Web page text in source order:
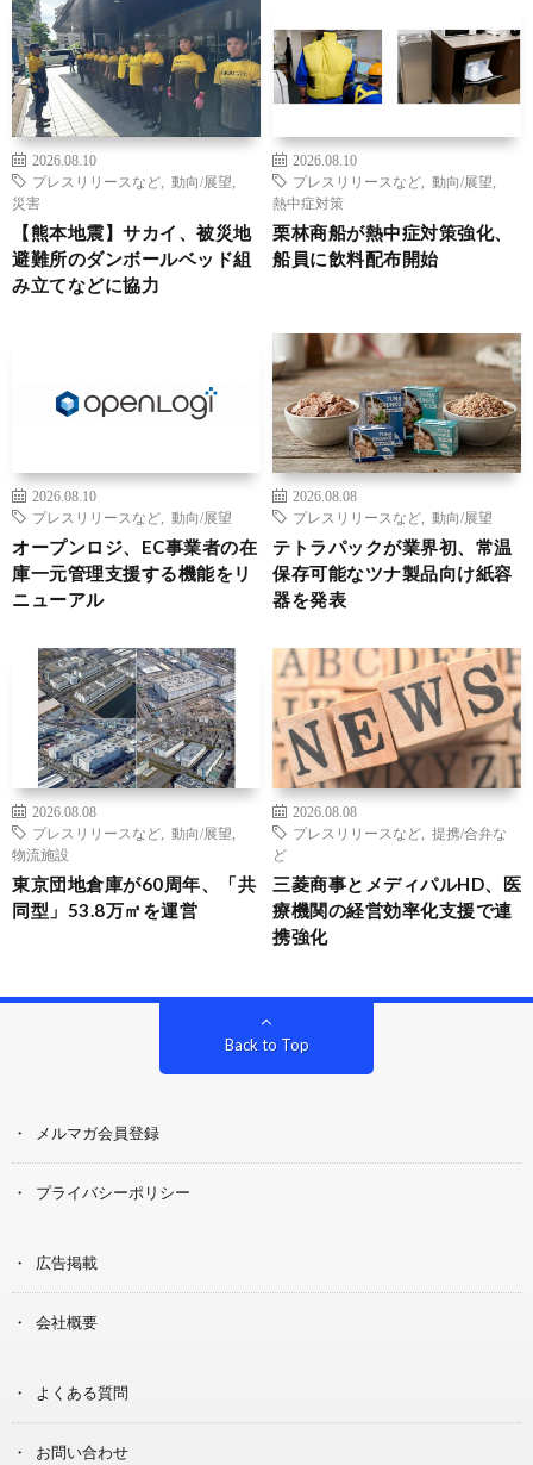
2026.08.10
プレスリリースなど
動向/展望
災害
【熊本地震】サカイ、被災地
避難所のダンボールベッド組
み立てなどに協力
2026.08.10
プレスリリースなど
動向/展望
熱中症対策
栗林商船が熱中症対策強化、
船員に飲料配布開始
2026.08.10
プレスリリースなど
動向/展望
オープンロジ、EC事業者の在
庫一元管理支援する機能をリ
ニューアル
2026.08.08
プレスリリースなど
動向/展望
テトラパックが業界初、常温
保存可能なツナ製品向け紙容
器を発表
2026.08.08
プレスリリースなど
動向/展望
物流施設
東京団地倉庫が60周年、「共
同型」53.8万㎡を運営
2026.08.08
プレスリリースなど
提携/合弁な
ど
三菱商事とメディパルHD、医
療機関の経営効率化支援で連
携強化
Back to Top
メルマガ会員登録
プライバシーポリシー
広告掲載
会社概要
よくある質問
お問い合わせ